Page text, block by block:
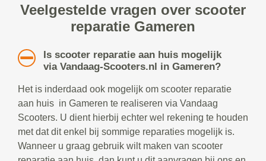
Veelgestelde vragen over scooter
reparatie Gameren
Is scooter reparatie aan huis mogelijk
via Vandaag-Scooters.nl in Gameren?
Het is inderdaad ook mogelijk om scooter reparatie
aan huis in Gameren te realiseren via Vandaag
Scooters. U dient hierbij echter wel rekening te houden
met dat dit enkel bij sommige reparaties mogelijk is.
Wanneer u graag gebruik wilt maken van scooter